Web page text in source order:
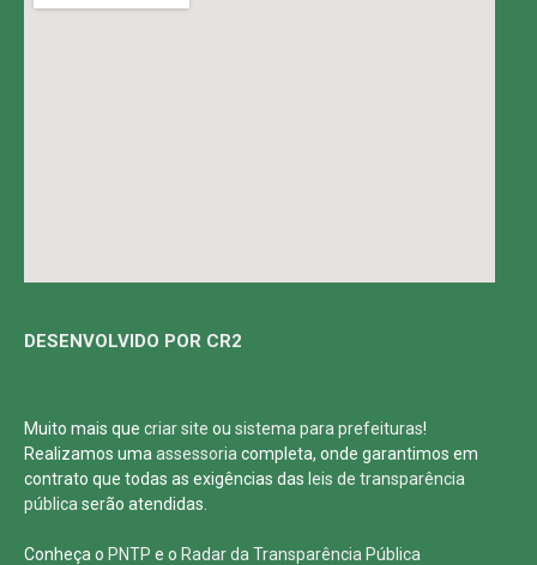
DESENVOLVIDO POR CR2
Muito mais que criar site ou sistema para prefeituras!
Realizamos uma assessoria completa, onde garantimos em
contrato que todas as exigências das leis de transparência
pública serão atendidas.
Conheça o PNTP e o Radar da Transparência Pública